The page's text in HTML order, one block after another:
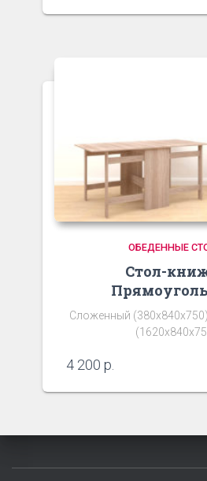
ОБЕДЕННЫЕ
Стол-
Сложенный
4 200 р.